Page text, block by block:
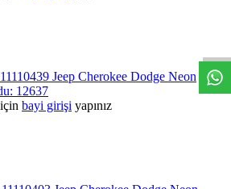
Jeep Cherokee Dodge Neon
12637
bayi girişi yapınız